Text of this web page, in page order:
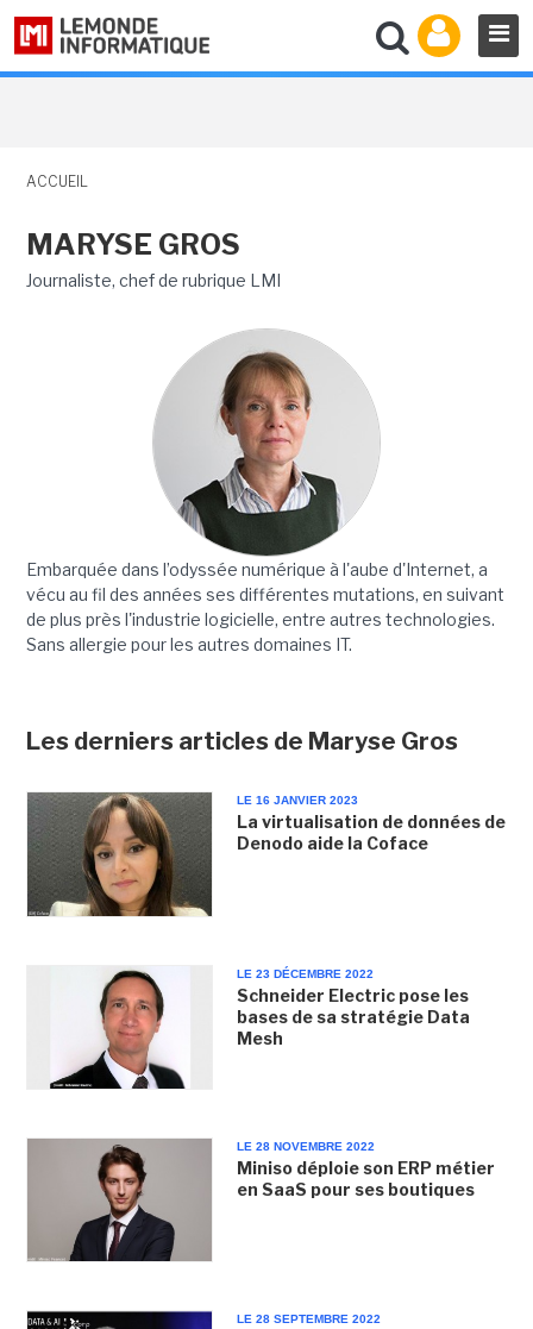
ACCUEIL
MARYSE GROS
Journaliste, chef de rubrique LMI
Embarquée dans l’odyssée numérique à l'aube d'Internet, a
vécu au fil des années ses différentes mutations, en suivant
de plus près l'industrie logicielle, entre autres technologies.
Sans allergie pour les autres domaines IT.
Les derniers articles de Maryse Gros
LE 16 JANVIER 2023
La virtualisation de données de
Denodo aide la Coface
LE 23 DÉCEMBRE 2022
Schneider Electric pose les
bases de sa stratégie Data
Mesh
LE 28 NOVEMBRE 2022
Miniso déploie son ERP métier
en SaaS pour ses boutiques
LE 28 SEPTEMBRE 2022